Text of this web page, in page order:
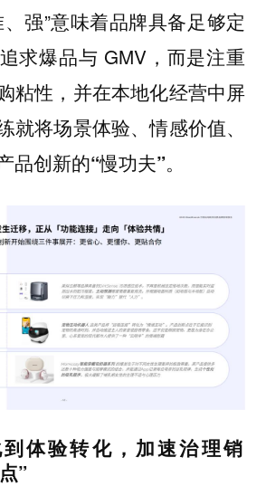
强”意味着品牌具备足够定
求爆品与 GMV，而是注重
粘性，并在本地化经营中屏
就将场景体验、情感价值、
品创新的“慢功夫”。
体验转化，加速治理销
”